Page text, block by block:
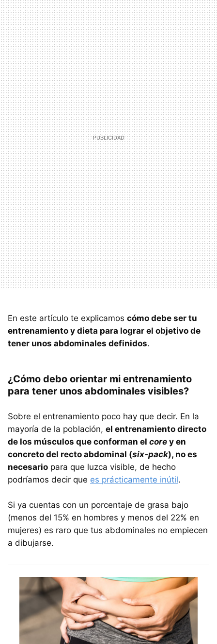
En este artículo te explicamos cómo debe ser tu
entrenamiento y dieta para lograr el objetivo de
tener unos abdominales definidos.
¿Cómo debo orientar mi entrenamiento
para tener unos abdominales visibles?
Sobre el entrenamiento poco hay que decir. En la
mayoría de la población, el entrenamiento directo
de los músculos que conforman el core y en
concreto del recto abdominal (six-pack), no es
necesario para que luzca visible, de hecho
podríamos decir que es prácticamente inútil.
Si ya cuentas con un porcentaje de grasa bajo
(menos del 15% en hombres y menos del 22% en
mujeres) es raro que tus abdominales no empiecen
a dibujarse.